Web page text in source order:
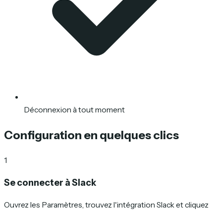
Déconnexion à tout moment
Configuration en quelques clics
1
Se connecter à Slack
Ouvrez les Paramètres, trouvez l'intégration Slack et cliquez